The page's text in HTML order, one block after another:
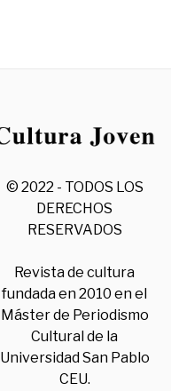
© 2022 - TODOS LOS
DERECHOS
RESERVADOS
Revista de cultura
fundada en 2010 en el
Máster de Periodismo
Cultural de la
Universidad San Pablo
CEU.